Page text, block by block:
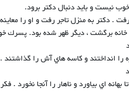
نيست و بايد دنبال دكتر برود.
. دكتر به منزل تاجر رفت و او را
برگشت ، ديگر ظهر شده بود. پسرك
را انداختند و كاسه هاي آش را
اي بياورد و ناهار را آنجا